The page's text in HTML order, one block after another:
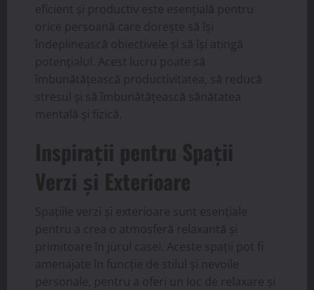
eficient și productiv este esențială pentru
orice persoană care dorește să își
îndeplinească obiectivele și să își atingă
potențialul. Acest lucru poate să
îmbunătățească productivitatea, să reducă
stresul și să îmbunătățească sănătatea
mentală și fizică.
Inspirații pentru Spații
Verzi și Exterioare
Spațiile verzi și exterioare sunt esențiale
pentru a crea o atmosferă relaxantă și
primitoare în jurul casei. Aceste spații pot fi
amenajate în funcție de stilul și nevoile
personale, pentru a oferi un loc de relaxare și